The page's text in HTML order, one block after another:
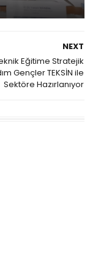
NEXT
Eğitime Stratejik
Gençler TEKSİN ile
Sektöre Hazırlanıyor